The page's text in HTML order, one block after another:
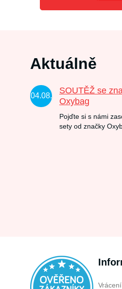
Aktuálně
04.08.
SOUTĚŽ se
Oxybag
Pojďte si s námi
sety od značky